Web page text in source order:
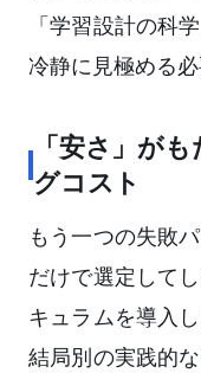
「学習設計の科
冷静に見極める必
「安さ」が
グコスト
もう一つの失敗
だけで選定して
キュラムを導入
結局別の実践的